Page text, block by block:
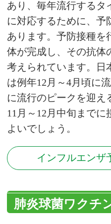
あり、毎年流行するタ
に対応するために、予
あります。予防接種を
体が完成し、その抗体
考えられています。日
は例年12月～4月頃に
に流行のピークを迎え
11月～12月中旬まで
よいでしょう。
インフルエン
肺炎球菌ワクチ